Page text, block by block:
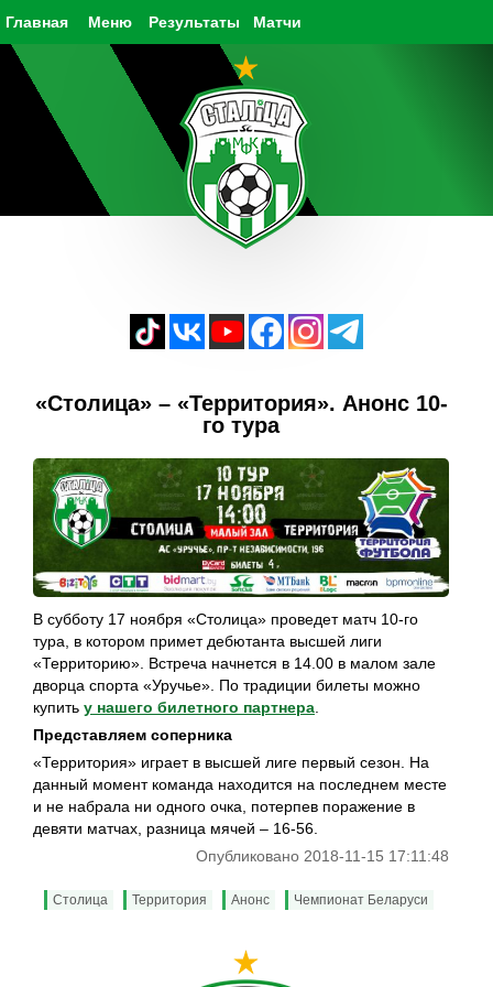
Главная Результаты Матчи
Меню
«Столица» – «Территория». Анонс 10-
го тура
В субботу 17 ноября «Столица» проведет матч 10-го
тура, в котором примет дебютанта высшей лиги
«Территорию». Встреча начнется в 14.00 в малом зале
дворца спорта «Уручье». По традиции билеты можно
купить у нашего билетного партнера
Представляем соперника
«Территория» играет в высшей лиге первый сезон. На
данный момент команда находится на последнем месте
и не набрала ни одного очка, потерпев поражение в
девяти матчах, разница мячей – 16-56.
Опубликовано 2018-11-15 17:11:48
Столица Территория Анонс Чемпионат Беларуси